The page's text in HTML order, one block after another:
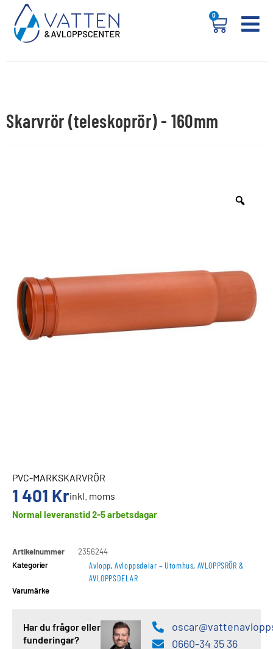
0
Skarvrör (teleskoprör) - 160mm
PVC-MARKSKARVRÖR
1 401 Krinkl. moms
Normal leveranstid 2-5 arbetsdagar
Artikelnummer
2356244
Kategorier
Avlopp,Avloppsdelar – Utomhus, AVLOPPSRÖR &
AVLOPPSDELAR
Varumärke
Har du frågor eller
funderingar?
0660-34 35 36